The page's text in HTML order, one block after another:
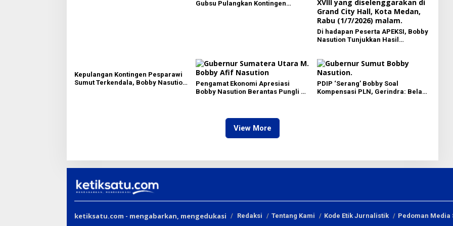
Gubsu Pulangkan Kontingen
Di hadapan Peserta APEKSI, Bobby
Nasution Tunjukkan Hasil
Kepulangan Kontingen Pesparawi
Sumut Terkendala, Bobby Nasution
Pengamat Ekonomi Apresiasi
Bobby Nasution Berantas Pungli di
PDIP ‘Serang’ Bobby Soal
Kompensasi PLN, Gerindra: Bela
View More
ketiksatu.com - mengabarkan, mengedukasi Redaksi Tentang Kami Kode Etik Jurnalistik Pedoman Media